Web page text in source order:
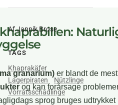
Af Jannik Brose
TAGS
Khaprakäfer
Lagerpiraten
Nützlinge
Vorratsschädlinge
granarium) er blandt de
og kan forårsage
sprog bruges